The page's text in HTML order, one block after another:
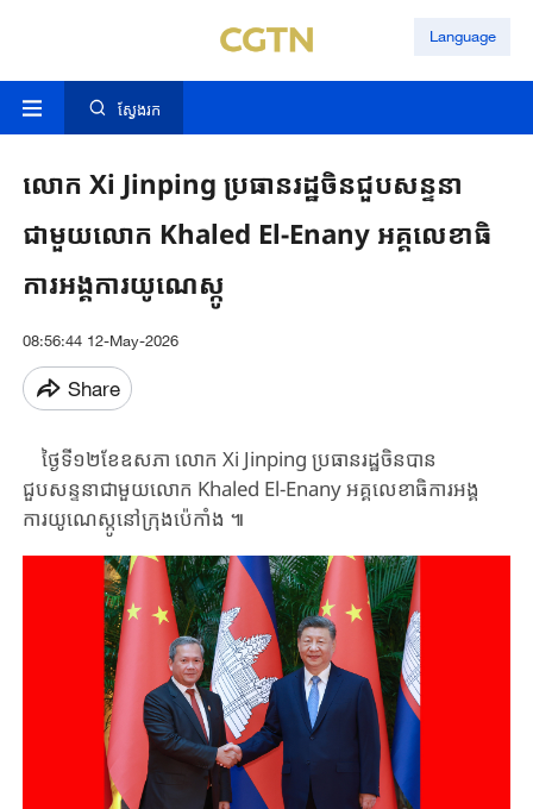
Language
ស្វែងរក
លោក Xi ​Jinping ​ប្រធានរដ្ឋចិនជួបសន្ទនា
ជាមួយលោក Khaled ​El-Enany ​អគ្គលេខាធិ
ការ​អង្គការយូណេស្កូ​
08:56:44 12-May-2026
Share
ថ្ងៃទី១២​ខែឧសភា ​លោក Xi ​Jinping ​ប្រធានរដ្ឋចិន​បាន​
ជួបសន្ទនា​ជាមួយ​លោក​ Khaled ​El-Enany ​អគ្គលេខាធិការ​អង្គ
ការយូណេស្កូ​នៅក្រុងប៉េកាំង ៕